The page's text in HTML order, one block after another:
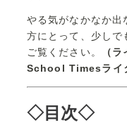
やる気がなかなか出
方にとって、少しで
ご覧ください。
（
School Timesライ
◇目次◇